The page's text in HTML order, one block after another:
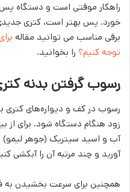
راهکار موقتی است و دستگاه
خورد. پس بهتر است، کتری
برقی مناسب می توانید مقاله
توجه کنیم؟ را بخوانید.
رسوب گرفتن بدنه
رسوب در کف و دیواره‌­های
زود هنگام دستگاه شود. برای
آب و اسید سیتریک (جوهر لیمو)
آورید و چند مرتبه آن را آبکشی
همچنین برای سرعت بخشیدن به